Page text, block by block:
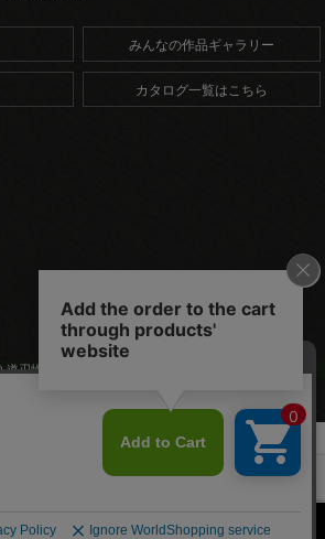
みんなの作品ギャラリー
カタログ一覧はこちら
刃物工業株式会社. All Rights Reserved.
（ウッディチゼル） 浅丸
制作 楽器用刃物 WOODYCHISEL（ウッディチゼル） 浅丸